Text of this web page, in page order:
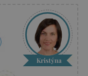
Kristýna